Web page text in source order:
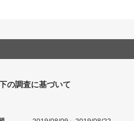
の調査に基づいて